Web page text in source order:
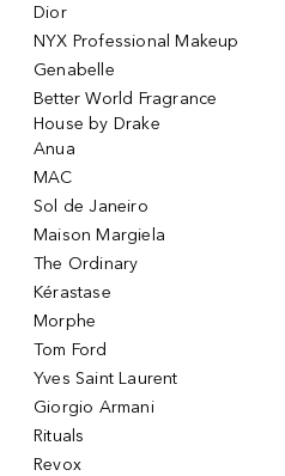
Dior
NYX Professional Makeup
Genabelle
Better World Fragrance
House by Drake
Anua
MAC
Sol de Janeiro
Maison Margiela
The Ordinary
Kérastase
Morphe
Tom Ford
Yves Saint Laurent
Giorgio Armani
Rituals
Revox